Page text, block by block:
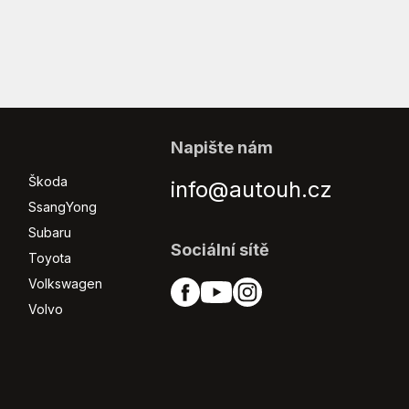
Škoda
SsangYong
Subaru
Toyota
Volkswagen
Volvo
Napište nám
info@autouh.cz
Sociální sítě